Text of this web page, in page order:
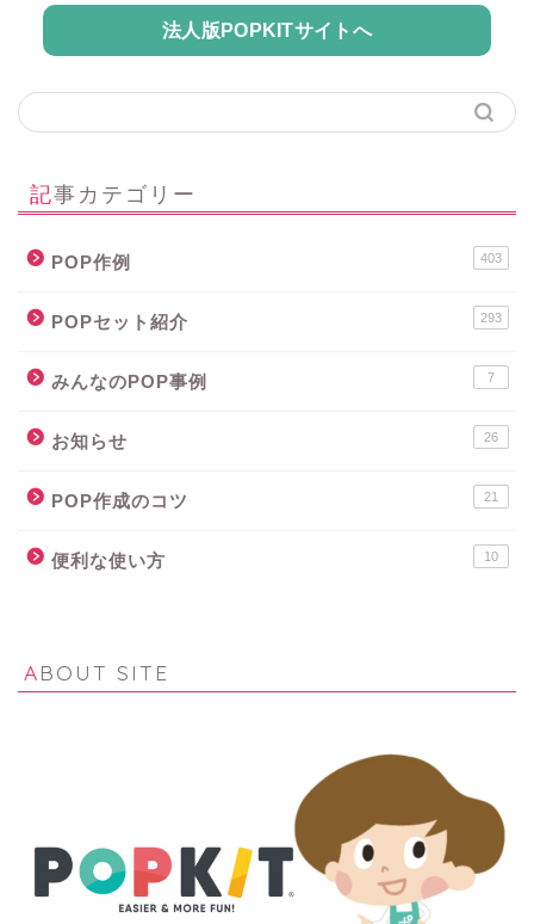
法人版POPKITサイトへ
記事カテゴリー
POP作例 403
POPセット紹介 293
みんなのPOP事例 7
お知らせ 26
POP作成のコツ 21
便利な使い方 10
ABOUT SITE